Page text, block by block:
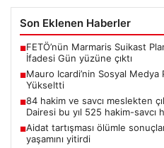
Son Eklenen Haberler
■FETÖ’nün Marmaris Suikast
İfadesi Gün yüzüne çıktı
■Mauro Icardi’nin Sosyal Medya
Yükseltti
■84 hakim ve savcı meslekten
Dairesi bu yıl 525 hakim-savcı
■Aidat tartışması ölümle
yaşamını yitirdi